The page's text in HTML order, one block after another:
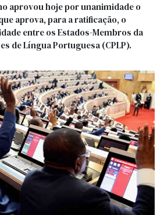
aprovou hoje por unanimidade o
aprova, para a ratificação, o
entre os Estados-Membros da
de Língua Portuguesa (CPLP).